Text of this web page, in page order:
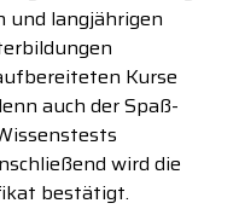
und langjährigen
Kurse
auch der Spaß-
s
wird die
bestätigt.